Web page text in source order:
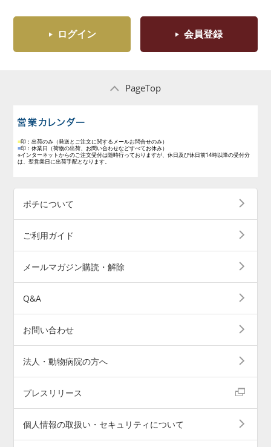
ログイン 会員登録
PageTop
■印：出荷のみ （発送とご注文に関するメールお問合せのみ）
■印：休業日 （荷物の出荷、お問い合わせなどすべてお休み）
※インターネットからのご注文受付は随時行っておりますが、休日及び休日前14時以降の受付分
は、翌営業日に出荷手配となります。
ポチについて
ご利用ガイド
メールマガジン購読・解除
Q&A
お問い合わせ
法人・動物病院の方へ
プレスリリース
個人情報の取扱い・セキュリティについて